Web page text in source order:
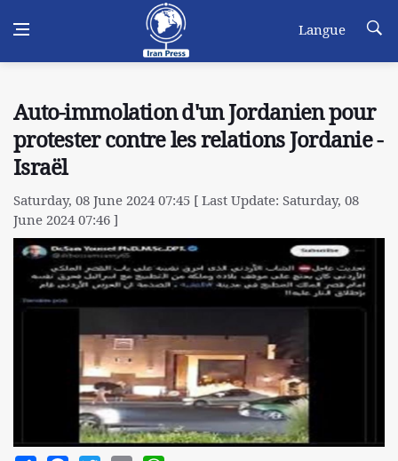
Langue
Auto-immolation d'un Jordanien pour
protester contre les relations Jordanie -
Israël
Saturday, 08 June 2024 07:45 [ Last Update: Saturday, 08
June 2024 07:46 ]